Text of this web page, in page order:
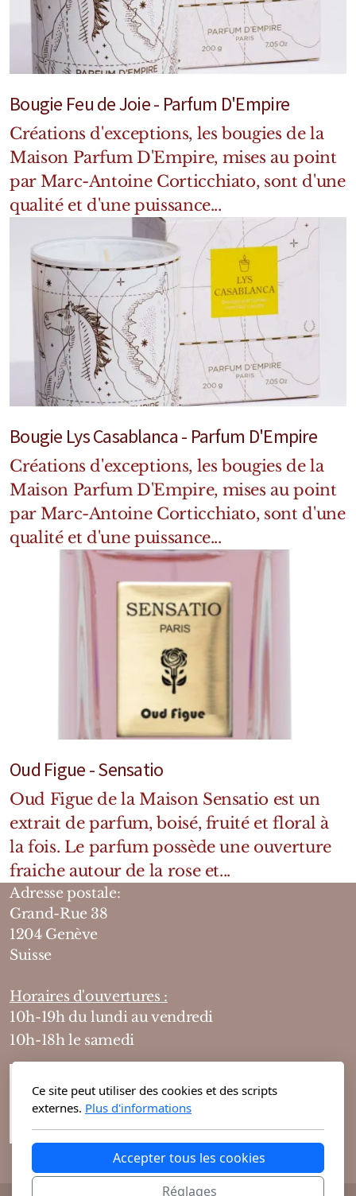
Bougie Feu de Joie - Parfum D'Empire
Créations d'exceptions, les bougies de la
Maison Parfum D'Empire, mises au point
par Marc-Antoine Corticchiato, sont d'une
qualité et d'une puissance...
Bougie Lys Casablanca - Parfum D'Empire
Créations d'exceptions, les bougies de la
Maison Parfum D'Empire, mises au point
par Marc-Antoine Corticchiato, sont d'une
qualité et d'une puissance...
Oud Figue - Sensatio
Oud Figue de la Maison Sensatio est un
extrait de parfum, boisé, fruité et floral à
la fois. Le parfum possède une ouverture
fraiche autour de la rose et...
Adresse postale:
Grand-Rue 38
1204 Genève
Suisse
Horaires d'ouvertures :
10h-19h du lundi au vendredi
10h-18h le samedi
Ce site peut utiliser des cookies et des scripts
externes. Plus d'informations
Accepter tous les cookies
Réglages
Pour Lui
Pour Elle
Mixte
Bougies
Diffuseurs
Cosmétiques